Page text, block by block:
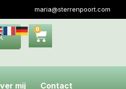
maria@sterrenpoort.com
0
mij Contact